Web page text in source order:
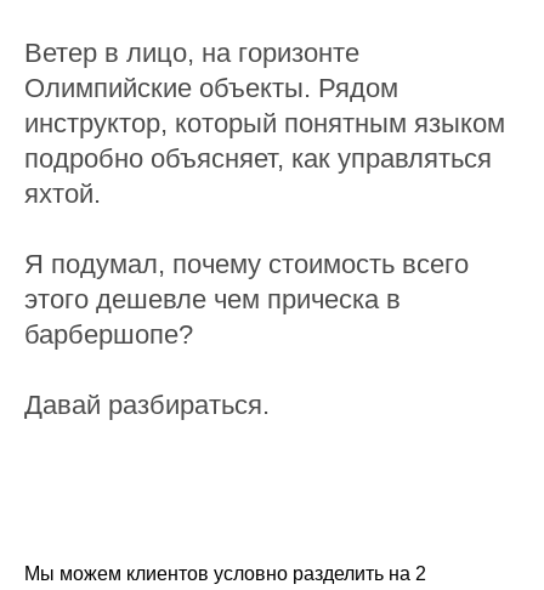
Ветер в лицо, на горизонте
Олимпийские объекты. Рядом
инструктор, который понятным языком
подробно объясняет, как управляться
яхтой.
Я подумал, почему стоимость всего
этого дешевле чем прическа в
барбершопе?
Давай разбираться.
Мы можем клиентов условно разделить на 2